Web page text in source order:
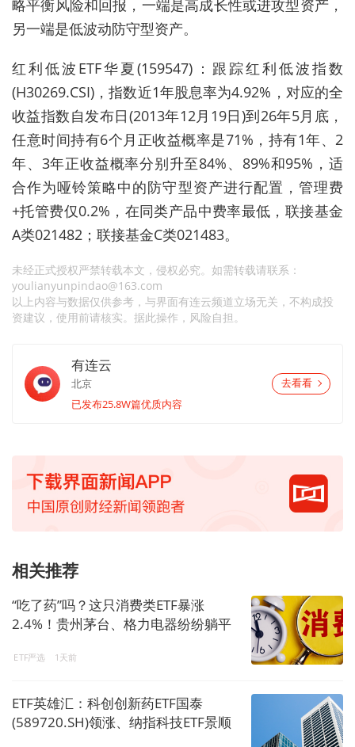
略平衡风险和回报，一端是高成长性或进攻型资产，
另一端是低波动防守型资产。
红利低波ETF华夏(159547)：跟踪红利低波指数
(H30269.CSI)，指数近1年股息率为4.92%，对应的全
收益指数自发布日(2013年12月19日)到26年5月底，
任意时间持有6个月正收益概率是71%，持有1年、2
年、3年正收益概率分别升至84%、89%和95%，适
合作为哑铃策略中的防守型资产进行配置，管理费
+托管费仅0.2%，在同类产品中费率最低，联接基金
A类021482；联接基金C类021483。
未经正式授权严禁转载本文，侵权必究。如需转载请联系：
youlianyunpindao@163.com
以上内容与数据仅供参考，与界面有连云频道立场无关，不构成投
资建议，使用前请核实。据此操作，风险自担。
有连云
北京
已发布25.8W篇优质内容
去看看
相关推荐
“吃了药”吗？这只消费类ETF暴涨
2.4%！贵州茅台、格力电器纷纷躺平
ETF严选 1天前
ETF英雄汇：科创创新药ETF国泰
(589720.SH)领涨、纳指科技ETF景顺